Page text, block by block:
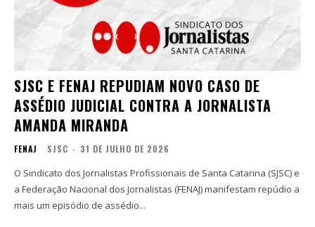
SJSC E FENAJ REPUDIAM NOVO CASO DE
ASSÉDIO JUDICIAL CONTRA A JORNALISTA
AMANDA MIRANDA
FENAJ SJSC - 31 DE JULHO DE 2026
O Sindicato dos Jornalistas Profissionais de Santa Catarina (SJSC) e
a Federação Nacional dos Jornalistas (FENAJ) manifestam repúdio a
mais um episódio de assédio...